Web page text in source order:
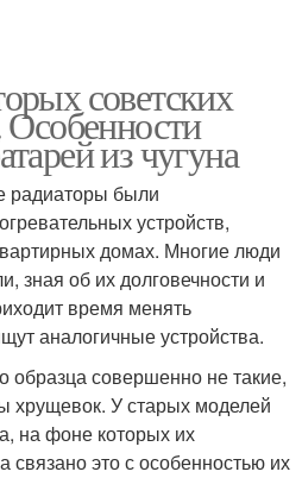
советских
Особенности
из чугуна
радиаторы были
устройств,
домах. Многие люди
зная об их долговечности и
время менять
аналогичные устройства.
образца совершенно не такие,
хрущевок. У старых моделей
на фоне которых их
связано это с особенностью их